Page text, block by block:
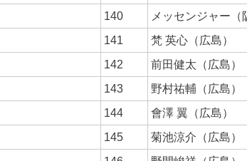
140
メッセンジャー（
141
梵 英心（広島）
142
前田健太（広島）
143
野村祐輔（広島）
144
會澤 翼（広島）
145
菊池涼介（広島）